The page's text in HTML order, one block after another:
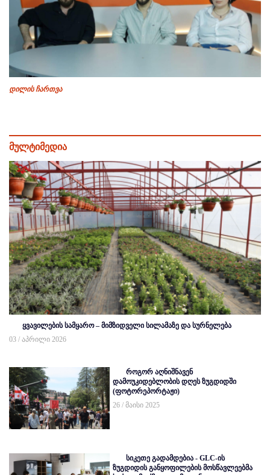
დილის ჩართვა
მულტიმედია
ყვავილების სამყარო – მიმზიდველი სილამაზე და სურნელება
03 / აპრილი 2026
როგორ აღნიშნავენ
დამოუკიდებლობის დღეს ზუგდიდში
(ფოტორეპორტაჟი)
26 / მაისი 2025
სიკეთე გადამდებია - GLC-ის
ზუგდიდის განყოფილების მოსწავლეებმა